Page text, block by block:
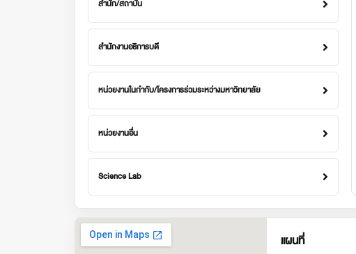
สำนัก/สถาบัน
สำนักงานอธิการบดี
หน่วยงานในกำกับ/โครงการร่วมระหว่างมหาวิทยาลัย
หน่วยงานอื่น
Science Lab
แผนที่